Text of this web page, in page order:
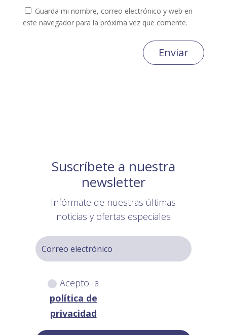
Guarda mi nombre, correo electrónico y web en
este navegador para la próxima vez que comente.
Enviar
Suscríbete a nuestra
newsletter
Infórmate de nuestras últimas
noticias y ofertas especiales
Acepto la
política de
privacidad